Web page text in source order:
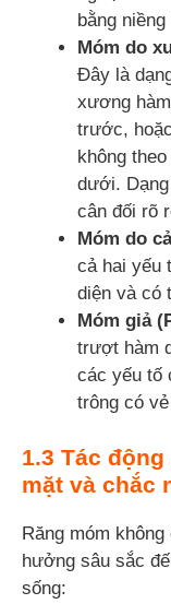
bằng
Móm do
Đây là
xương
trước,
không
dưới.
cân đối rõ
Móm do
cả hai yếu
diện và có
Móm giả
trượt hàm
các yếu tố
trông có
1.3 Tác
mặt và chắc
Răng móm
hưởng sâu sắc
sống: